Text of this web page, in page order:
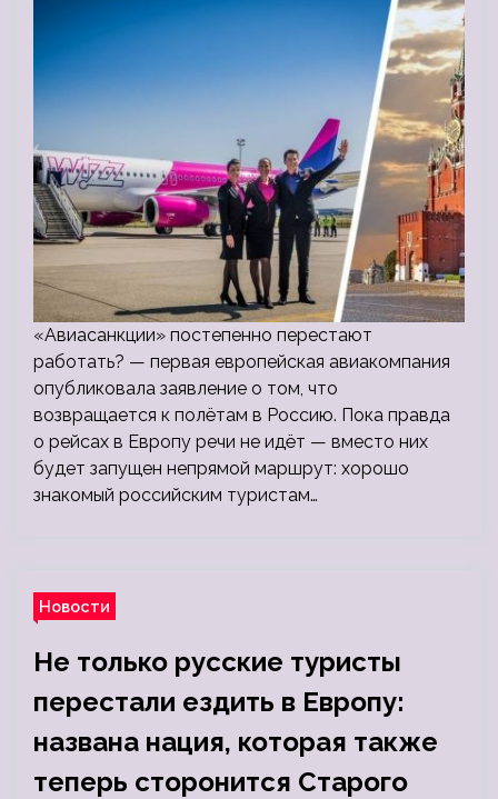
«Авиасанкции» постепенно перестают
работать? — первая европейская авиакомпания
опубликовала заявление о том, что
возвращается к полётам в Россию. Пока правда
о рейсах в Европу речи не идёт — вместо них
будет запущен непрямой маршрут: хорошо
знакомый российским туристам…
Новости
Не только русские туристы
перестали ездить в Европу:
названа нация, которая также
теперь сторонится Старого